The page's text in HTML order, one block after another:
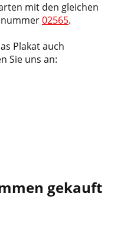
mit den gleichen
02565.
Plakat auch
Sie uns an:
gekauft